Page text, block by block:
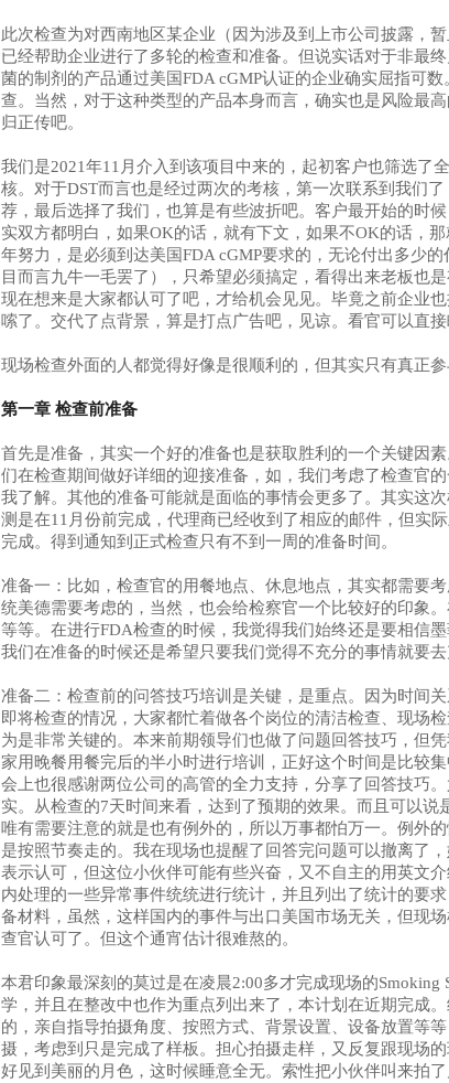
此次检查为对西南地区某企业（因为涉及到上市公司披露，
已经帮助企业进行了多轮的检查和准备。但说实话对于非最
菌的制剂的产品通过美国FDA cGMP认证的企业确实屈指可
查。当然，对于这种类型的产品本身而言，确实也是风险最
归正传吧。
我们是2021年11月介入到该项目中来的，起初客户也筛选了
核。对于DST而言也是经过两次的考核，第一次联系到我们
荐，最后选择了我们，也算是有些波折吧。客户最开始的时
实双方都明白，如果OK的话，就有下文，如果不OK的话，
年努力，是必须到达美国FDA cGMP要求的，无论付出多少
目而言九牛一毛罢了），只希望必须搞定，看得出来老板也
现在想来是大家都认可了吧，才给机会见见。毕竟之前企业
嗦了。交代了点背景，算是打点广告吧，见谅。看官可以直接
现场检查外面的人都觉得好像是很顺利的，但其实只有真正
第一章 检查前准备
首先是准备，其实一个好的准备也是获取胜利的一个关键因
们在检查期间做好详细的迎接准备，如，我们考虑了检查官
我了解。其他的准备可能就是面临的事情会更多了。其实这
测是在11月份前完成，代理商已经收到了相应的邮件，但实
完成。得到通知到正式检查只有不到一周的准备时间。
准备一： 比如，检查官的用餐地点、休息地点，其实都需要
统美德需要考虑的，当然，也会给检察官一个比较好的印象
等等。 在进行FDA检查的时候，我觉得我们始终还是要相信
我们在准备的时候还是希望只要我们觉得不充分的事情就要去
准备二： 检查前的问答技巧培训是关键，是重点。
因为时间
即将检查的情况，大家都忙着做各个岗位的清洁检查、现场
为是非常关键的。本来前期领导们也做了问题回答技巧，但
家用晚餐用餐完后的半小时进行培训，正好这个时间是比较
会上也很感谢两位公司的高管的全力支持，分享了回答技巧
实。从检查的7天时间来看，达到了预期的效果。而且可以说
唯有需要注意的就是也有例外的，所以万事都怕万一。例外
是按照节奏走的。我在现场也提醒了回答完问题可以撤离了
表示认可，但这位小伙伴可能有些兴奋，又不自主的用英文
内处理的一些异常事件统统进行统计，并且列出了统计的要
备材料，虽然，这样国内的事件与出口美国市场无关，但现
查官认可了。但这个通宵估计很难熬的。
本君印象最深刻的莫过是在凌晨2:00多才完成现场的
学，并且在整改中也作为重点列出来了，本计划在近期完成
的，亲自指导拍摄角度、按照方式、背景设置、设备放置等
摄，考虑到只是完成了样板。担心拍摄走样，又反复跟现场
好见到美丽的月色，这时候睡意全无。索性把小伙伴叫来拍